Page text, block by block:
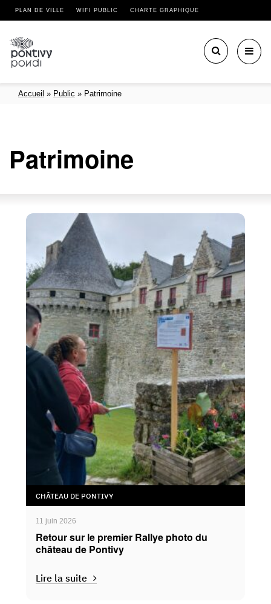
PLAN DE VILLE WIFI PUBLIC CHARTE GRAPHIQUE
Accueil » Public » Patrimoine
Patrimoine
CHÂTEAU DE PONTIVY
11 juin 2026
Retour sur le premier Rallye photo du
château de Pontivy
Lire la suite